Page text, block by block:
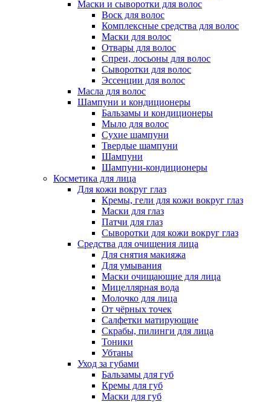
Маски и сыворотки для волос
Воск для волос
Комплексные средства для волос
Маски для волос
Отвары для волос
Спреи, лосьоны для волос
Сыворотки для волос
Эссенции для волос
Масла для волос
Шампуни и кондиционеры
Бальзамы и кондиционеры
Мыло для волос
Сухие шампуни
Твердые шампуни
Шампуни
Шампуни-кондиционеры
Косметика для лица
Для кожи вокруг глаз
Кремы, гели для кожи вокруг глаз
Маски для глаз
Патчи для глаз
Сыворотки для кожи вокруг глаз
Средства для очищения лица
Для снятия макияжа
Для умывания
Маски очищающие для лица
Мицеллярная вода
Молочко для лица
От чёрных точек
Салфетки матирующие
Скрабы, пилинги для лица
Тоники
Убтаны
Уход за губами
Бальзамы для губ
Кремы для губ
Маски для губ